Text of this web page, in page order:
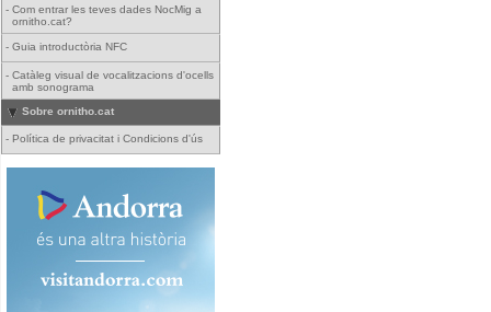
- Com entrar les teves dades NocMig a
ornitho.cat?
- Guia introductòria NFC
- Catàleg visual de vocalitzacions d'ocells
amb sonograma
Sobre ornitho.cat
- Política de privacitat i Condicions d'ús